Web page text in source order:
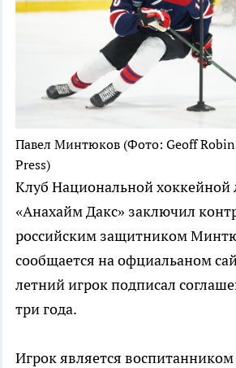
Павел Минтюков (Фото: Geoff
Press)
Клуб Национальной
«Анахайм Дакс» заключил
российским защитником
сообщается на офциальаном
летний игрок подписал
три года.
Игрок является